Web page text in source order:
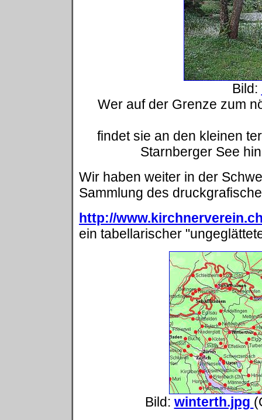
Bild:
Wer auf der Grenze zum
findet sie an den kleinen
Starnberger See
Wir haben weiter in der
Sammlung des
http://
ein tabellarischer
Bild: winterth.jpg